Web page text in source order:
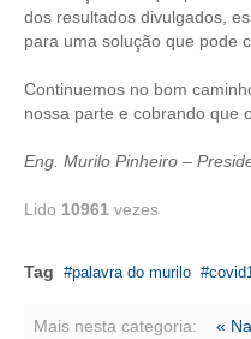
PLATAFORMAS GRATUITAS
APOSENTADORIA
CONVÊNIOS
PLANO DE SAÚDE
dos resultados divulgados,
para uma solução que pode
Continuemos no bom
nossa parte e cobrando que
Eng. Murilo Pinheiro –
Lido 10961 vezes
Tag palavra do murilo
Mais nesta categoria:
«